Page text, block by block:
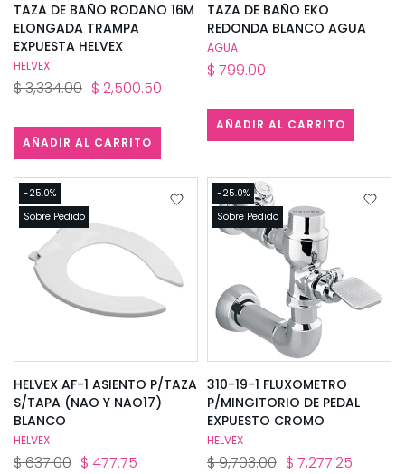
TAZA DE BAÑO RODANO 16M
ELONGADA TRAMPA
EXPUESTA HELVEX
HELVEX
$ 3,334.00 $ 2,500.50
AÑADIR AL CARRITO
TAZA DE BAÑO EKO
REDONDA BLANCO AGUA
AGUA
$ 799.00
AÑADIR AL CARRITO
-25.0%
Sobre Pedido
HELVEX AF-1 ASIENTO P/TAZA
S/TAPA (NAO Y NAO17)
BLANCO
HELVEX
$ 637.00 $ 477.75
-25.0%
Sobre Pedido
310-19-1 FLUXOMETRO
P/MINGITORIO DE PEDAL
EXPUESTO CROMO
HELVEX
$ 9,703.00 $ 7,277.25